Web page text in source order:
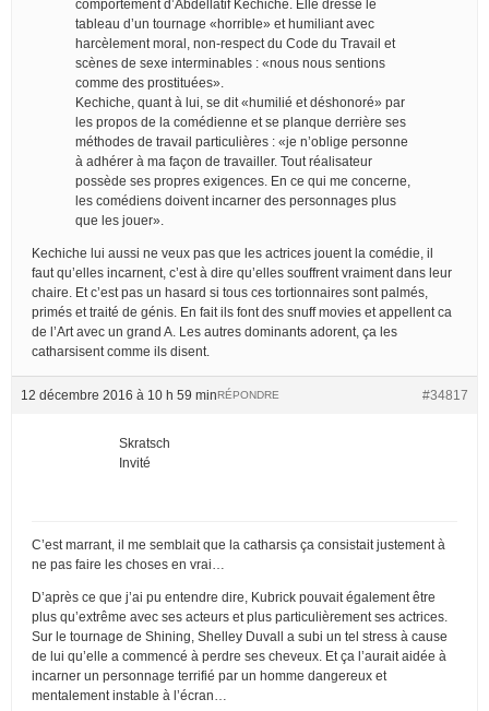
comportement d’Abdellatif Kechiche. Elle dresse le
tableau d’un tournage «horrible» et humiliant avec
harcèlement moral, non-respect du Code du Travail et
scènes de sexe interminables : «nous nous sentions
comme des prostituées».
Kechiche, quant à lui, se dit «humilié et déshonoré» par
les propos de la comédienne et se planque derrière ses
méthodes de travail particulières : «je n’oblige personne
à adhérer à ma façon de travailler. Tout réalisateur
possède ses propres exigences. En ce qui me concerne,
les comédiens doivent incarner des personnages plus
que les jouer».
Kechiche lui aussi ne veux pas que les actrices jouent la comédie, il
faut qu’elles incarnent, c’est à dire qu’elles souffrent vraiment dans leur
chaire. Et c’est pas un hasard si tous ces tortionnaires sont palmés,
primés et traité de génis. En fait ils font des snuff movies et appellent ca
de l’Art avec un grand A. Les autres dominants adorent, ça les
catharsisent comme ils disent.
12 décembre 2016 à 10 h 59 min #34817
RÉPONDRE
Skratsch
Invité
C’est marrant, il me semblait que la catharsis ça consistait justement à
ne pas faire les choses en vrai…
D’après ce que j’ai pu entendre dire, Kubrick pouvait également être
plus qu’extrême avec ses acteurs et plus particulièrement ses actrices.
Sur le tournage de Shining, Shelley Duvall a subi un tel stress à cause
de lui qu’elle a commencé à perdre ses cheveux. Et ça l’aurait aidée à
incarner un personnage terrifié par un homme dangereux et
mentalement instable à l’écran…